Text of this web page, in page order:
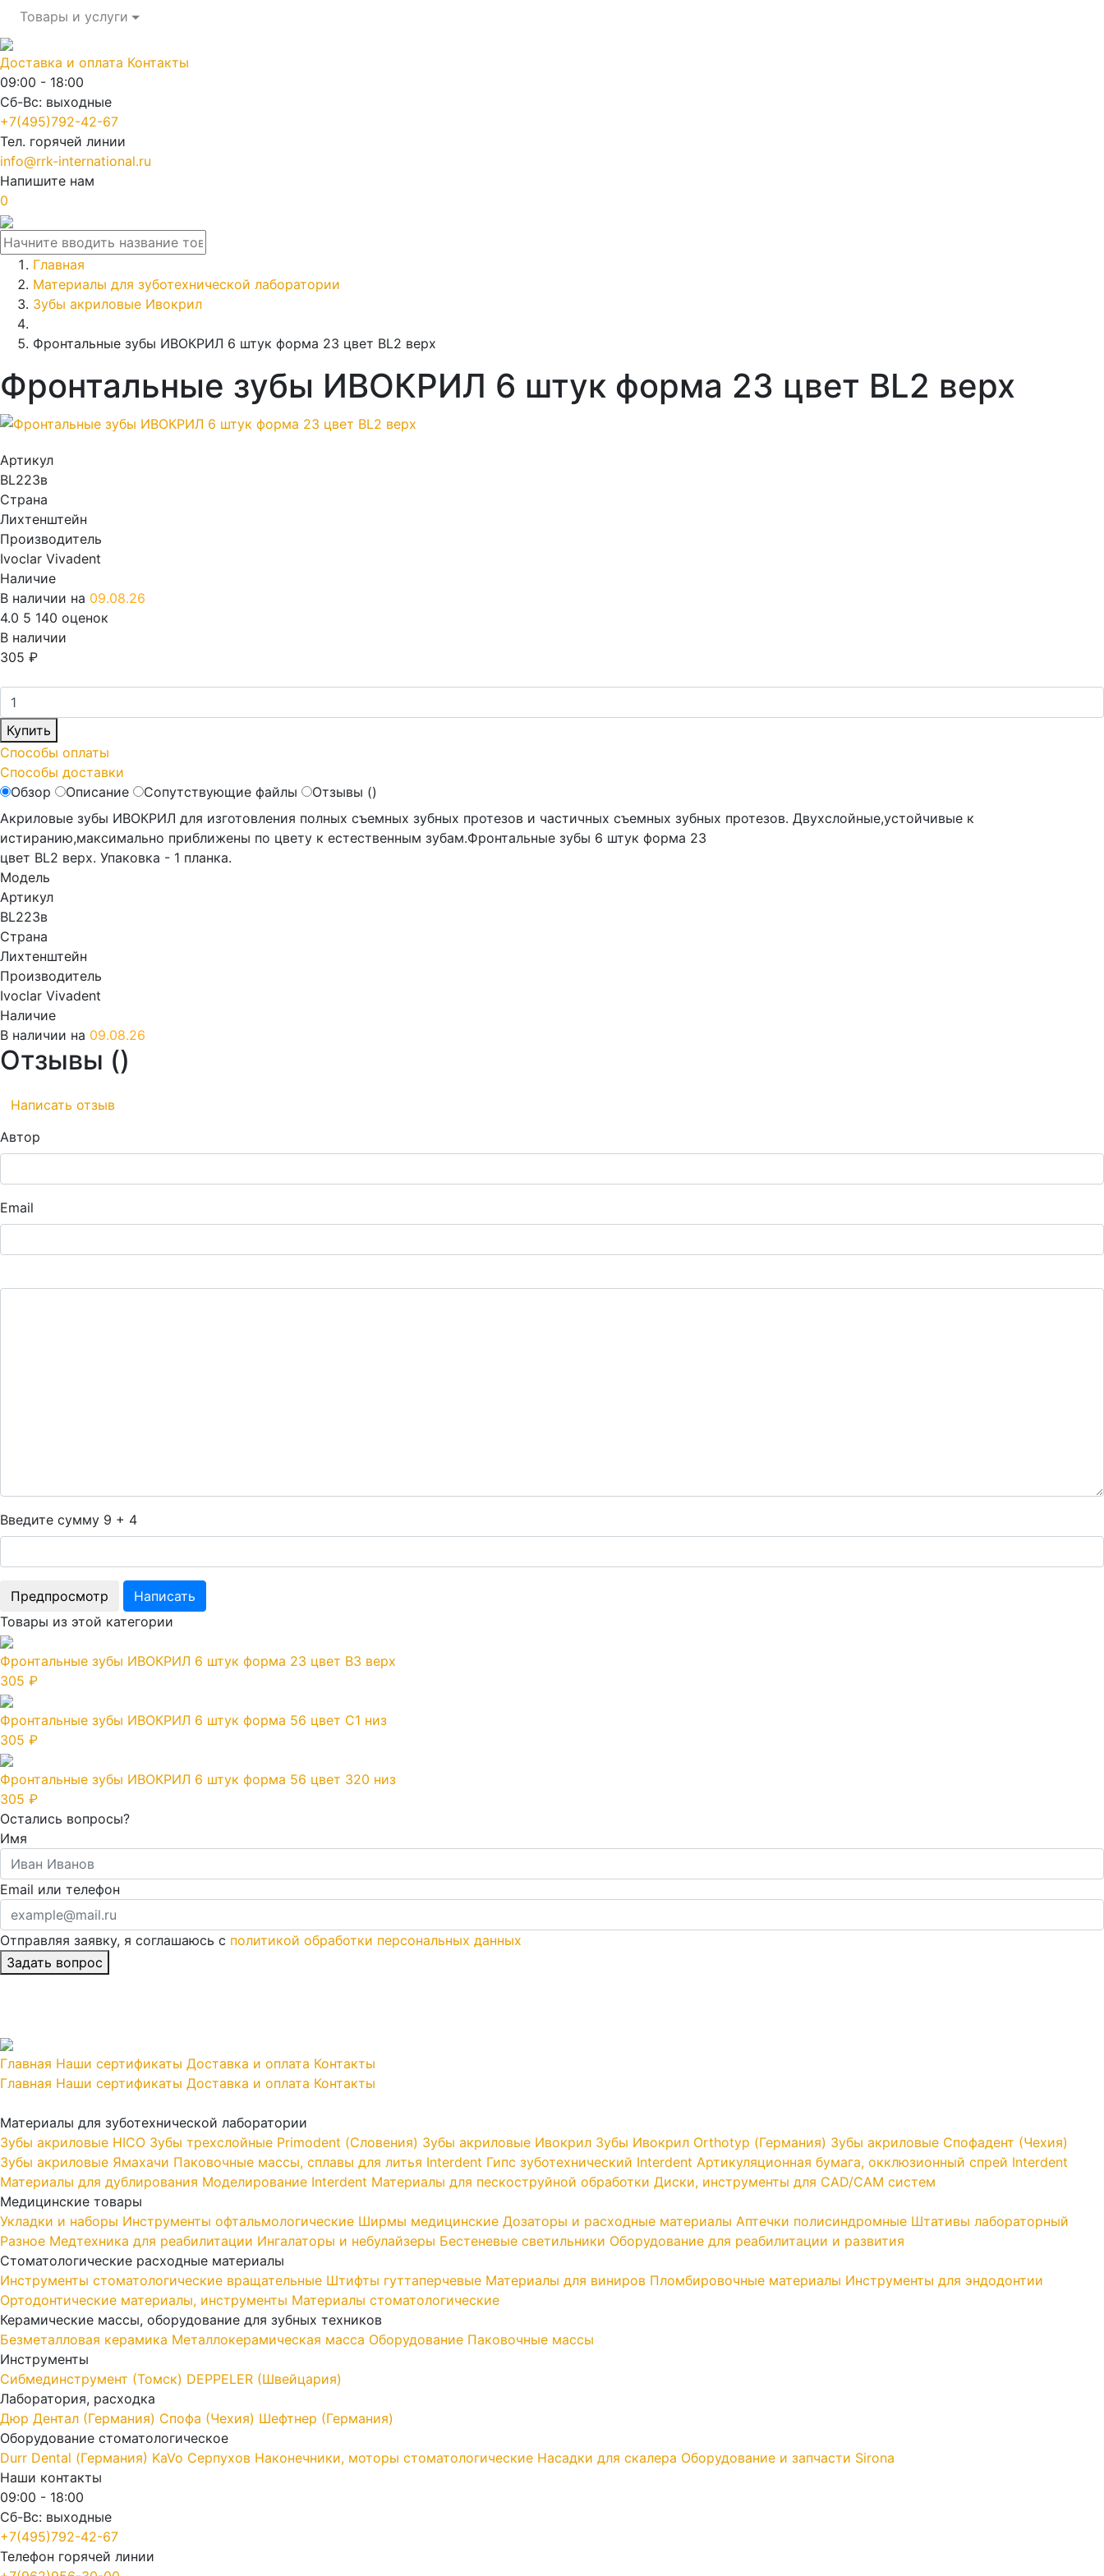
Товары и услуги
Доставка и оплата Контакты
09:00 - 18:00
Сб-Вс: выходные
+7(495)792-42-67
Тел. горячей линии
info@rrk-international.ru
Напишите нам
0
Главная
Материалы для зуботехнической лаборатории
Зубы акриловые Ивокрил
Фронтальные зубы ИВОКРИЛ 6 штук форма 23 цвет ВL2 верх
Фронтальные зубы ИВОКРИЛ 6 штук форма 23 цвет ВL2 верх
Артикул
BL223в
Страна
Лихтенштейн
Производитель
Ivoclar Vivadent
Наличие
В наличии на 09.08.26
4.0 5 140 оценок
В наличии
305 ₽
Купить
Способы оплаты
Способы доставки
Обзор
Описание Сопутствующие файлы Отзывы ()
Акриловые зубы ИВОКРИЛ для изготовления полных съемных зубных протезов и частичных съемных зубных протезов. Двухслойные,устойчивые к
истиранию,максимально приближены по цвету к естественным зубам.Фронтальные зубы 6 штук форма 23
цвет ВL2 верх. Упаковка - 1 планка.
Модель
Артикул
BL223в
Страна
Лихтенштейн
Производитель
Ivoclar Vivadent
Наличие
В наличии на 09.08.26
Отзывы ()
Написать отзыв
Автор
Email
Введите сумму 9 + 4
Товары из этой категории
Фронтальные зубы ИВОКРИЛ 6 штук форма 23 цвет В3 верх
305 ₽
Фронтальные зубы ИВОКРИЛ 6 штук форма 56 цвет C1 низ
305 ₽
Фронтальные зубы ИВОКРИЛ 6 штук форма 56 цвет 320 низ
305 ₽
Остались вопросы?
Имя
Email или телефон
Отправляя заявку, я соглашаюсь с политикой обработки персональных данных
Главная Наши сертификаты Доставка и оплата Контакты
Главная Наши сертификаты Доставка и оплата Контакты
Материалы для зуботехнической лаборатории
Зубы акриловые HICO Зубы трехслойные Primodent (Словения) Зубы акриловые Ивокрил Зубы Ивокрил Orthotyp (Германия) Зубы акриловые Спофадент (Чехия)
Зубы акриловые Ямахачи Паковочные массы, сплавы для литья Interdent Гипс зуботехнический Interdent Артикуляционная бумага, окклюзионный спрей Interdent
Материалы для дублирования Моделирование Interdent Материалы для пескоструйной обработки Диски, инструменты для CAD/CAM систем
Медицинские товары
Укладки и наборы Инструменты офтальмологические Ширмы медицинские Дозаторы и расходные материалы Аптечки полисиндромные Штативы лабораторный
Разное Медтехника для реабилитации Ингалаторы и небулайзеры Бестеневые светильники Оборудование для реабилитации и развития
Стоматологические расходные материалы
Инструменты стоматологические вращательные Штифты гуттаперчевые Материалы для виниров Пломбировочные материалы Инструменты для эндодонтии
Ортодонтические материалы, инструменты Материалы стоматологические
Керамические массы, оборудование для зубных техников
Безметалловая керамика Металлокерамическая масса Оборудование Паковочные массы
Инструменты
Cибмединструмент (Томск) DEPPELER (Швейцария)
Лаборатория, расходка
Дюр Дентал (Германия) Спофа (Чехия) Шефтнер (Германия)
Оборудование стоматологическое
Durr Dental (Германия) KaVo Серпухов Наконечники, моторы стоматологические Насадки для скалера Оборудование и запчасти Sirona
Наши контакты
09:00 - 18:00
Сб-Вс: выходные
+7(495)792-42-67
Телефон горячей линии